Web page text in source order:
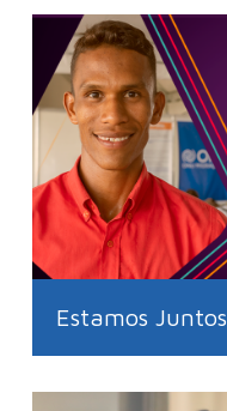
Estamos Juntos